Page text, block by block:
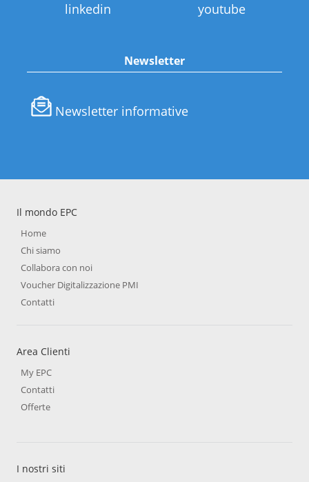
linkedin youtube
Newsletter
Newsletter informative
Il mondo EPC
Home
Chi siamo
Collabora con noi
Voucher Digitalizzazione PMI
Contatti
Area Clienti
My EPC
Contatti
Offerte
I nostri siti